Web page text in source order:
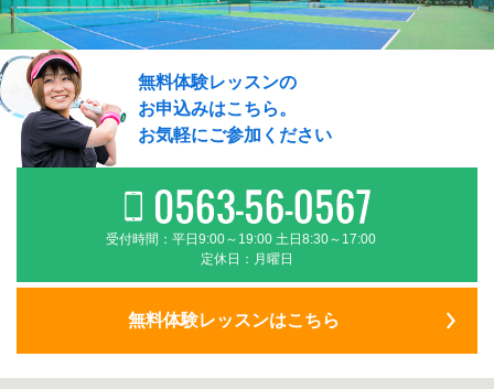
無料体験レッスンの
お申込みはこちら。
お気軽にご参加ください
受付時間：平日9:00～19:00 土日8:30～17:00
定休日：月曜日
無料体験レッスンはこちら